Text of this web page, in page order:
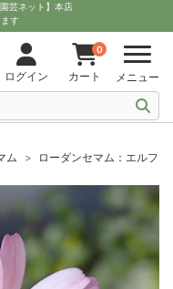
園芸ネット】本店
す
ログイン
0
カート メニュー
ム ローダンセマム：エルフ